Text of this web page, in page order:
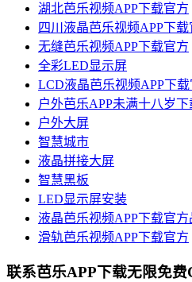
湖北芭乐视频APP下载官方
四川液晶芭乐视频APP下载
无缝芭乐视频APP下载官方
全彩LED显示屏
LCD液晶芭乐视频APP下载
户外芭乐APP未满十八岁下
户外大屏
智慧城市
液晶拼接大屏
智慧黑板
LED显示屏安装
液晶芭乐视频APP下载官方
滑轨芭乐视频APP下载官方
联系芭乐APP下载无限免费